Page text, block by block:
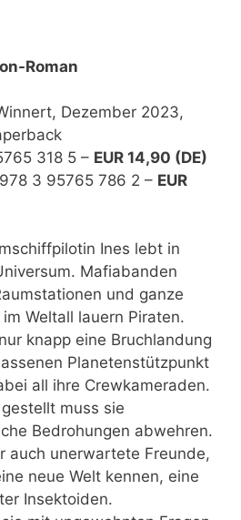
Roman
Dezember 2023,
318 5 – EUR 14,90 (DE)
3 95765 786 2 – EUR
Ines lebt in
Mafiabanden
und ganze
Weltall lauern Piraten.
knapp eine Bruchlandung
Planetenstützpunkt
all ihre Crewkameraden.
muss sie
Bedrohungen abwehren.
auch unerwartete Freunde,
neue Welt kennen, eine
Insektoiden.